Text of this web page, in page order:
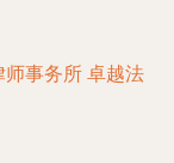
师事务所 卓越法